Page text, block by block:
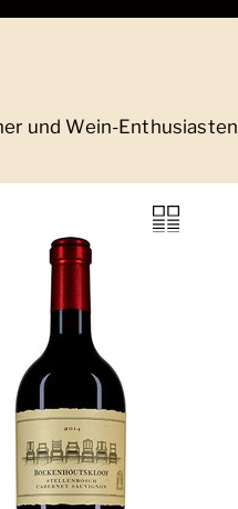
und Wein-Enthusiasten